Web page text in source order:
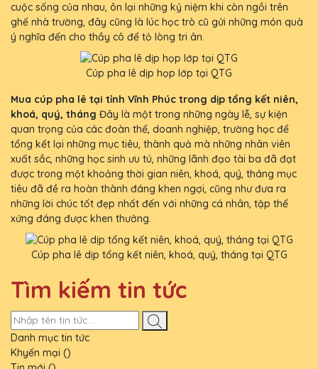
cuộc sống của nhau, ôn lại những kỷ niệm khi còn ngồi trên
ghế nhà trường, đây cũng là lúc học trò cũ gửi những món quà
ý nghĩa đến cho thầy cô để tỏ lòng tri ân.
Cúp pha lê dịp họp lớp tại QTG
Mua cúp pha lê tại tỉnh Vĩnh Phúc trong dịp tổng kết niên,
khoá, quý, tháng Đây là một trong những ngày lễ, sự kiện
quan trọng của các đoàn thể, doanh nghiệp, trường học để
tổng kết lại những mục tiêu, thành quả mà những nhân viên
xuất sắc, những học sinh ưu tú, những lãnh đạo tài ba đã đạt
được trong một khoảng thời gian niên, khoá, quý, tháng mục
tiêu đã đề ra hoàn thành đáng khen ngợi, cũng như đưa ra
những lời chúc tốt đẹp nhất đến với những cá nhân, tập thể
xứng đáng được khen thưởng.
Cúp pha lê dịp tổng kết niên, khoá, quý, tháng tại QTG
Tìm kiếm tin tức
Danh mục tin tức
Khyến mại ()